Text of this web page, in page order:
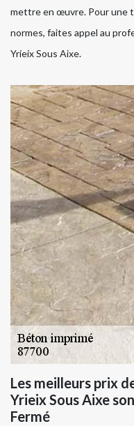
mettre en œuvre. Pour une
normes, faites appel au
Yrieix Sous Aixe.
Les meilleurs prix
Yrieix Sous Aixe
Fermé